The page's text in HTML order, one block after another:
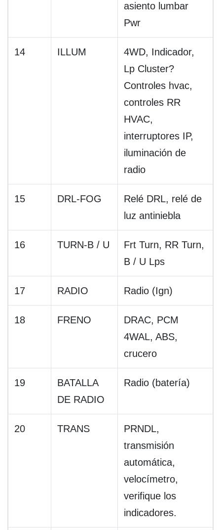
asiento lumbar
Pwr
14 ILLUM
4WD, Indicador,
Lp Cluster?
Controles hvac,
controles RR
HVAC,
interruptores IP,
iluminación de
radio
15 DRL-FOG
Relé DRL, relé de
luz antiniebla
16 TURN-B / U
Frt Turn, RR Turn,
B / U Lps
17 RADIO Radio (Ign)
18 FRENO
DRAC, PCM
4WAL, ABS,
crucero
19
BATALLA
DE RADIO
Radio (batería)
20 TRANS
PRNDL,
transmisión
automática,
velocímetro,
verifique los
indicadores.